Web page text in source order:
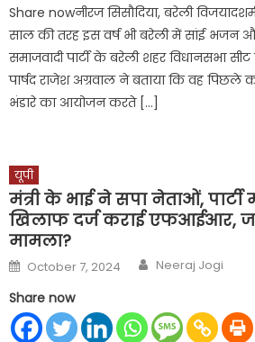
Share nowनीरज सिसौदिया, बरेली
साल की तरह इस वर्ष भी बरेली में सांई भजन
समाजवादी पार्टी के बरेली शहर विधानसभा सीट
पार्षद राजेश अग्रवाल ने बताया कि वह
भंडारे का आयोजन करते […]
यूपी
मंत्री के भाई ने सपा नेताओं, पार्टी
खिलाफ दर्ज कराई एफआईआर,
मामला?
Posted
on
October 7, 2024 Author
Neeraj Jogi
Share now